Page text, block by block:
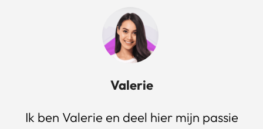
Valerie
Ik ben Valerie en deel hier mijn passie